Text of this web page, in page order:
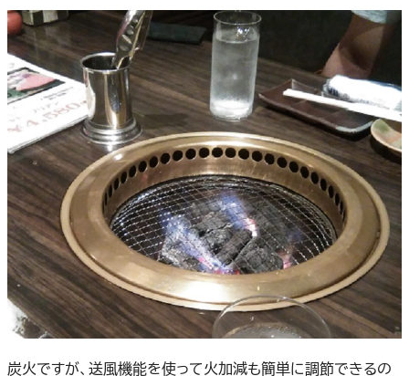
炭火ですが、送風機能を使って火加減も簡単に調節できるの